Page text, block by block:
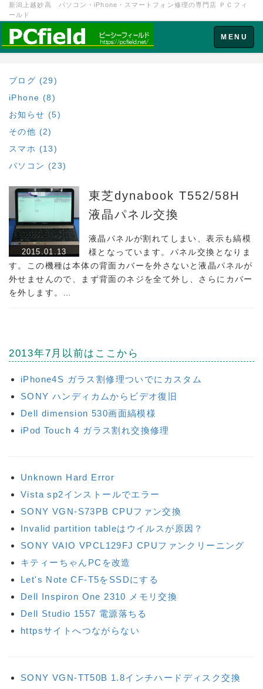
新潟上越妙高 パソコン・iPhone・スマートフォン修理の専門店 ＰＣフィ
ールド
Toggle
navigation
MENU
ブログ (29)
iPhone (8)
お知らせ (5)
その他 (2)
スマホ (13)
パソコン (23)
2015.01.13
東芝dynabook T552/58H
液晶パネル交換
液晶パネルが割れてしまい、表示も縞模
様となっています。パネル交換となりま
す。この機種は本体の背面カバーを外さないと液晶パネルが
外せませんので、まず背面のネジを全て外し、さらにカバー
を外します。…
2013年7月以前はここから
iPhone4S ガラス割修理ついでにカスタム
SONY ハンディカムからビデオ復旧
Dell dimension 530画面縞模様
iPod Touch 4 ガラス割れ交換修理
Unknown Hard Error
Vista sp2インストールでエラー
SONY VGN-S73PB CPUファン交換
Invalid partition tableはウイルスが原因？
SONY VAIO VPCL129FJ CPUファンクリーニング
キティーちゃんPCを改造
Let's Note CF-T5をSSDにする
Dell Inspiron One 2310 メモリ交換
Dell Studio 1557 電源落ちる
httpsサイトへつながらない
SONY VGN-TT50B 1.8インチハードディスク交換